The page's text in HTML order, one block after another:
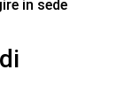
in sede